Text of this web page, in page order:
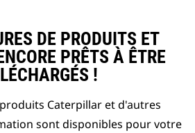
DE PRODUITS ET
PRÊTS À ÊTRE
!
Caterpillar et d'autres
sont disponibles pour votre